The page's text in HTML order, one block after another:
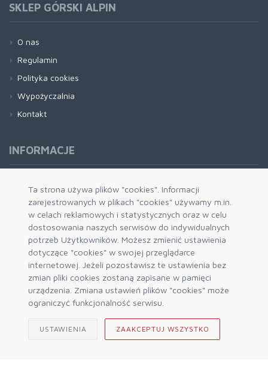
Ta strona używa plików "cookies". Informacji
zarejestrowanych w plikach "cookies" używamy m.in.
w celach reklamowych i statystycznych oraz w celu
dostosowania naszych serwisów do indywidualnych
potrzeb Użytkowników. Możesz zmienić ustawienia
dotyczące "cookies" w swojej przeglądarce
internetowej. Jeżeli pozostawisz te ustawienia bez
zmian pliki cookies zostaną zapisane w pamięci
urządzenia. Zmiana ustawień plików "cookies" może
ograniczyć funkcjonalność serwisu.
USTAWIENIA ZAAKCEPTUJ WSZYSTKO
SKLEP GÓRSKI ALPIN
O nas
Regulamin
Polityka cookies
Wypożyczalnia
Kontakt
INFORMACJE
Formy płatności
Dostawa i wysyłka
Zwrot i wymiana
System rabatowy
Kody rabatowe
Blog